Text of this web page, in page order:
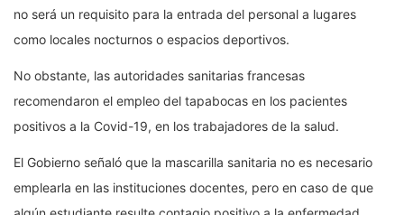
no será un requisito para la entrada del personal a lugares
como locales nocturnos o espacios deportivos.
No obstante, las autoridades sanitarias francesas
recomendaron el empleo del tapabocas en los pacientes
positivos a la Covid-19, en los trabajadores de la salud.
El Gobierno señaló que la mascarilla sanitaria no es necesario
emplearla en las instituciones docentes, pero en caso de que